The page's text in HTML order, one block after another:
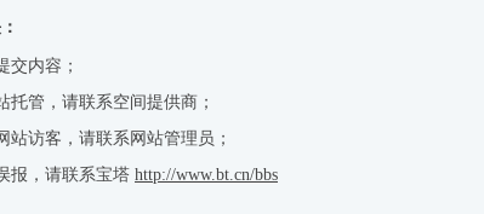
交内容；
托管，请联系空间提供商；
站访客，请联系网站管理员；
报，请联系宝塔 http://www.bt.cn/bbs